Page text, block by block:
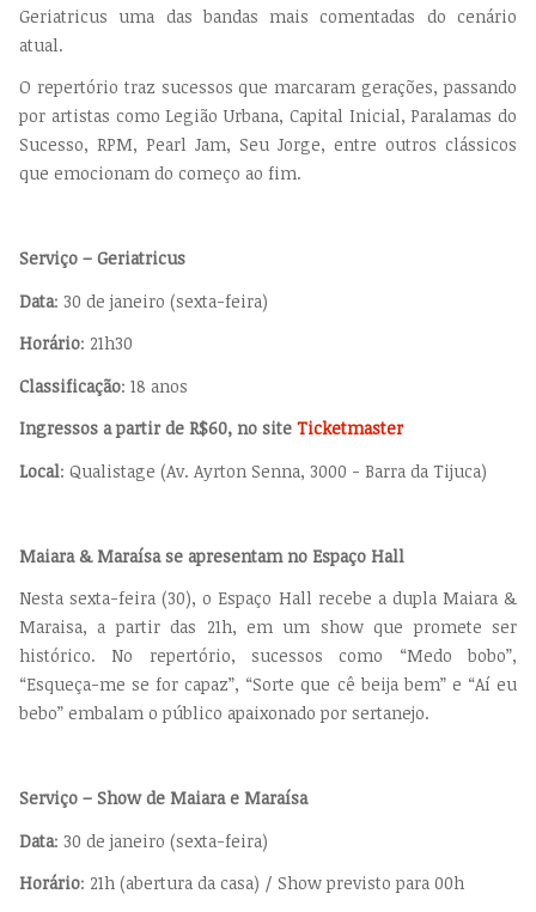
Geriatricus uma das bandas mais comentadas do cenário
atual.
O repertório traz sucessos que marcaram gerações, passando
por artistas como Legião Urbana, Capital Inicial, Paralamas do
Sucesso, RPM, Pearl Jam, Seu Jorge, entre outros clássicos
que emocionam do começo ao fim.
Serviço – Geriatricus
Data: 30 de janeiro (sexta-feira)
Horário: 21h30
Classificação: 18 anos
Ingressos a partir de R$60, no site Ticketmaster
Local: Qualistage (Av. Ayrton Senna, 3000 - Barra da Tijuca)
Maiara & Maraísa se apresentam no Espaço Hall
Nesta sexta-feira (30), o Espaço Hall recebe a dupla Maiara &
Maraisa, a partir das 21h, em um show que promete ser
histórico. No repertório, sucessos como “Medo bobo”,
“Esqueça-me se for capaz”, “Sorte que cê beija bem” e “Aí eu
bebo” embalam o público apaixonado por sertanejo.
Serviço – Show de Maiara e Maraísa
Data: 30 de janeiro (sexta-feira)
Horário: 21h (abertura da casa) / Show previsto para 00h